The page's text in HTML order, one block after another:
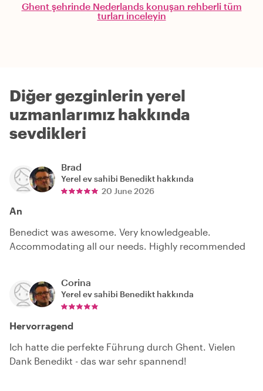
Ghent şehrinde Nederlands konuşan rehberli tüm
turları inceleyin
Diğer gezginlerin yerel
uzmanlarımız hakkında
sevdikleri
Brad
Yerel ev sahibi Benedikt hakkında
20 June 2026
An
Benedict was awesome. Very knowledgeable.
Accommodating all our needs. Highly recommended
Corina
Yerel ev sahibi Benedikt hakkında
Hervorragend
Ich hatte die perfekte Führung durch Ghent. Vielen
Dank Benedikt - das war sehr spannend!